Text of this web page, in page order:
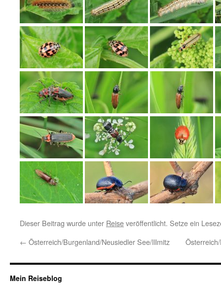
Dieser Beitrag wurde unter Reiseveröffentlicht. Setze ein
← Österreich/Burgenland/Neusiedler See/Illmitz
Mein Reiseblog